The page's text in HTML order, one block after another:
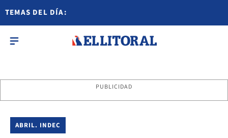
TEMAS DEL DÍA:
PUBLICIDAD
ABRIL. INDEC